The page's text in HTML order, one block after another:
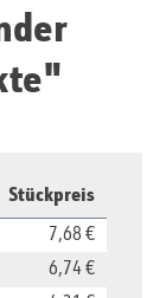
Stückpreis
7,68 €
6,74 €